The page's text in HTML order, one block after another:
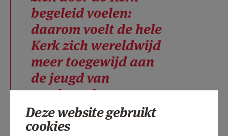
begeleid voelen:
daarom voelt de hele
Kerk zich wereldwijd
meer toegewijd aan
de jeugd van
vandaag, hun zorgen
en verzoeken, hun
openheid en hoop, om
Deze website gebruikt
cookies